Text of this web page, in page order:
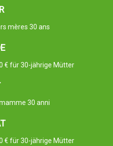
mères 30 ans
€ für 30-jährige Mütter
30 anni
€ für 30-jährige Mütter